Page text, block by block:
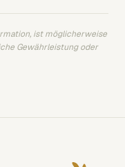
ist möglicherweise
Gewährleistung oder